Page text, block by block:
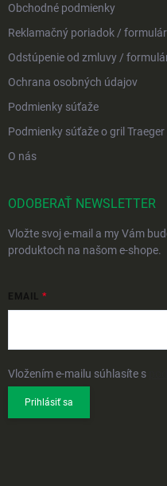
Obchodné podmienky
Reklamačný poriadok / formulár
Odstúpenie od zmluvy /
Ochrana osobných údajov
Podmienky súťaže
Podmienky súťaže o gril
O nás
ODOBERAŤ NEWSLETTER
Vložte svoj e-mail a my Vám
produktoch na našom e-shope.
EMAIL
Vložením e-mailu súhlasíte s
Prihlásiť sa